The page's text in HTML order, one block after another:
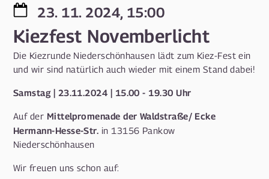
23. 11. 2024, 15:00
Kiezfest Novemberlicht
Die Kiezrunde Niederschönhausen lädt zum Kiez-Fest ein
und wir sind natürlich auch wieder mit einem Stand dabei!
Samstag | 23.11.2024 | 15.00 - 19.30 Uhr
Auf der Mittelpromenade der Waldstraße/ Ecke
Hermann-Hesse-Str. in 13156 Pankow
Niederschönhausen
Wir freuen uns schon auf: